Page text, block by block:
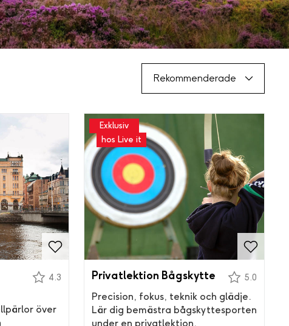
Rekommenderade
4.3
över
Exklusiv
hos Live it
Privatlektion Bågskytte 5.0
Precision, fokus, teknik och glädje.
Lär dig bemästra bågskyttesporten
under en privatlektion.